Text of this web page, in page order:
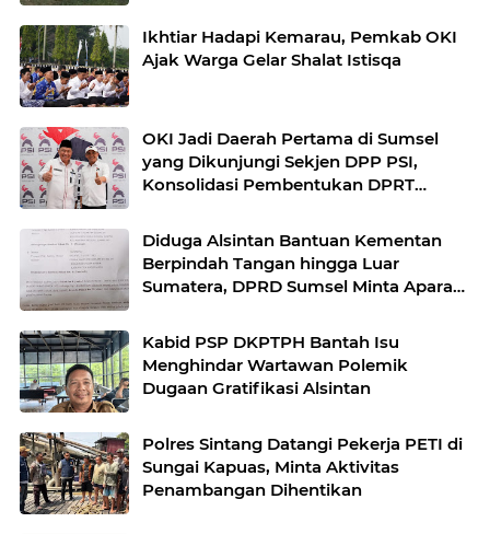
Ikhtiar Hadapi Kemarau, Pemkab OKI
Ajak Warga Gelar Shalat Istisqa
OKI Jadi Daerah Pertama di Sumsel
yang Dikunjungi Sekjen DPP PSI,
Konsolidasi Pembentukan DPRT
Diduga Alsintan Bantuan Kementan
Berpindah Tangan hingga Luar
Sumatera, DPRD Sumsel Minta Aparat
Kabid PSP DKPTPH Bantah Isu
Menghindar Wartawan Polemik
Dugaan Gratifikasi Alsintan
Polres Sintang Datangi Pekerja PETI di
Sungai Kapuas, Minta Aktivitas
Penambangan Dihentikan